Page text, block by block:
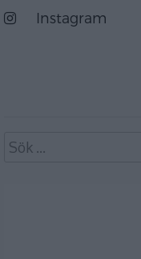
Instagram
Sök